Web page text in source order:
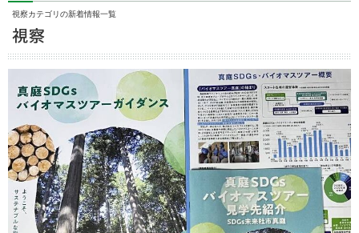
視察カテゴリの新着情報一覧
視察